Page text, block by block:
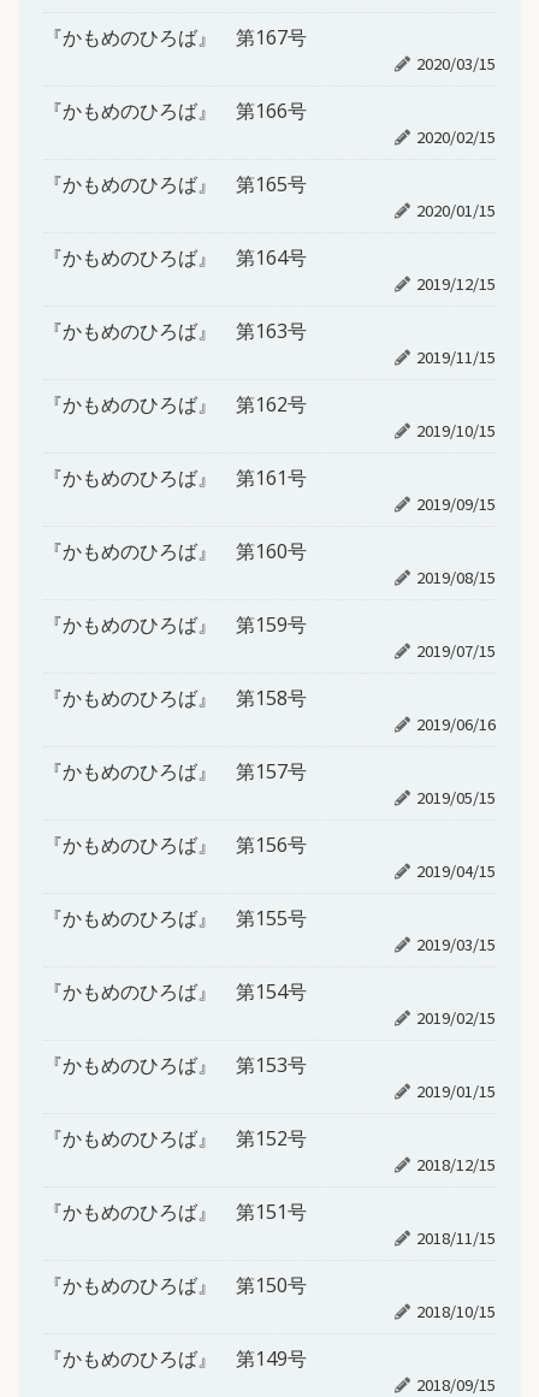
『かもめのひろば』 第167号
2020/03/15
『かもめのひろば』 第166号
2020/02/15
『かもめのひろば』 第165号
2020/01/15
『かもめのひろば』 第164号
2019/12/15
『かもめのひろば』 第163号
2019/11/15
『かもめのひろば』 第162号
2019/10/15
『かもめのひろば』 第161号
2019/09/15
『かもめのひろば』 第160号
2019/08/15
『かもめのひろば』 第159号
2019/07/15
『かもめのひろば』 第158号
2019/06/16
『かもめのひろば』 第157号
2019/05/15
『かもめのひろば』 第156号
2019/04/15
『かもめのひろば』 第155号
2019/03/15
『かもめのひろば』 第154号
2019/02/15
『かもめのひろば』 第153号
2019/01/15
『かもめのひろば』 第152号
2018/12/15
『かもめのひろば』 第151号
2018/11/15
『かもめのひろば』 第150号
2018/10/15
『かもめのひろば』 第149号
2018/09/15